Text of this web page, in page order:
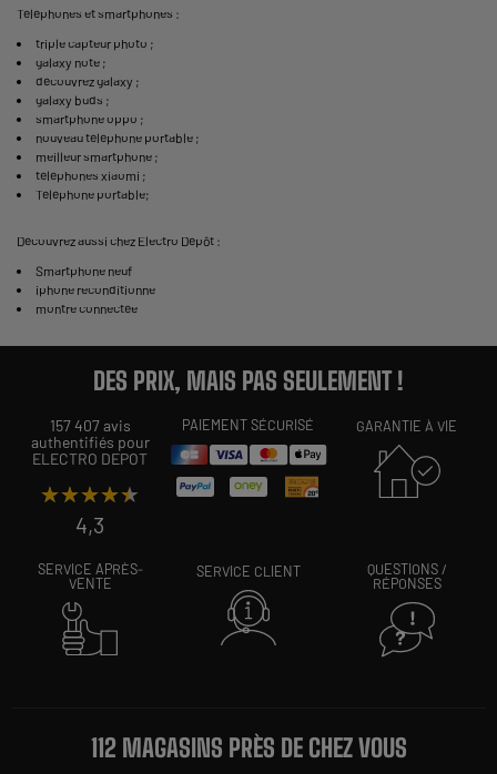
Téléphones et smartphones :
triple capteur photo ;
galaxy note ;
découvrez galaxy ;
galaxy buds ;
smartphone oppo ;
nouveau téléphone portable ;
meilleur smartphone ;
téléphones xiaomi ;
Téléphone portable;
Découvrez aussi chez Electro Dépôt :
Smartphone neuf
iphone reconditionne
montre connectée
DES PRIX, MAIS PAS SEULEMENT !
157 407 avis
authentifiés pour
ELECTRO DEPOT
★★★★★
★★★★★
4,3
PAIEMENT SÉCURISÉ GARANTIE À VIE
SERVICE APRÈS-
VENTE
SERVICE CLIENT
QUESTIONS /
RÉPONSES
112 MAGASINS PRÈS DE CHEZ VOUS